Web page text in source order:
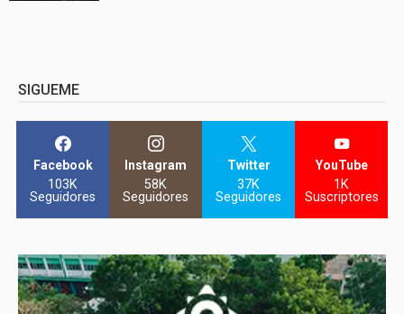
SIGUEME
Facebook
103K
Seguidores
Instagram
58K
Seguidores
Twitter
37K
Seguidores
YouTube
1K
Suscriptores